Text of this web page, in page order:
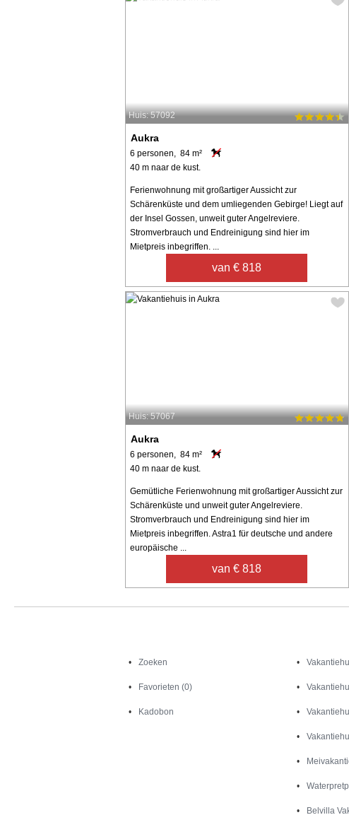
Huis: 57092
Aukra
6 personen, 84 m²
40 m naar de kust.
Ferienwohnung mit großartiger Aussicht zur
Schärenküste und dem umliegenden Gebirge! Liegt auf
der Insel Gossen, unweit guter Angelreviere.
Stromverbrauch und Endreinigung sind hier im
Mietpreis inbegriffen. ...
van € 818
Huis: 57067
Aukra
6 personen, 84 m²
40 m naar de kust.
Gemütliche Ferienwohnung mit großartiger Aussicht zur
Schärenküste und unweit guter Angelreviere.
Stromverbrauch und Endreinigung sind hier im
Mietpreis inbegriffen. Astra1 für deutsche und andere
europäische ...
van € 818
Zoeken
Favorieten (0)
Kadobon
Belvilla